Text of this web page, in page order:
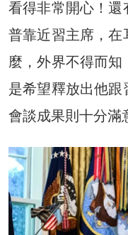
看得非常開心！還
普靠近習主席，
麼，外界不得而
是希望釋放出他
會談成果則十分滿